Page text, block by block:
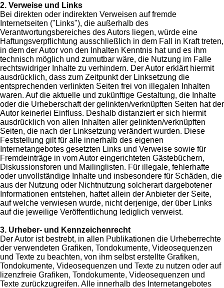
2. Verweise und Links
Bei direkten oder indirekten Verweisen auf fremde
Internetseiten ("Links"), die außerhalb des
Verantwortungsbereiches des Autors liegen, würde eine
Haftungsverpflichtung ausschließlich in dem Fall in Kraft treten,
in dem der Autor von den Inhalten Kenntnis hat und es ihm
technisch möglich und zumutbar wäre, die Nutzung im Falle
rechtswidriger Inhalte zu verhindern. Der Autor erklärt hiermit
ausdrücklich, dass zum Zeitpunkt der Linksetzung die
entsprechenden verlinkten Seiten frei von illegalen Inhalten
waren. Auf die aktuelle und zukünftige Gestaltung, die Inhalte
oder die Urheberschaft der gelinkten/verknüpften Seiten hat der
Autor keinerlei Einfluss. Deshalb distanziert er sich hiermit
ausdrücklich von allen Inhalten aller gelinkten/verknüpften
Seiten, die nach der Linksetzung verändert wurden. Diese
Feststellung gilt für alle innerhalb des eigenen
Internetangebotes gesetzten Links und Verweise sowie für
Fremdeinträge in vom Autor eingerichteten Gästebüchern,
Diskussionsforen und Mailinglisten. Für illegale, fehlerhafte
oder unvollständige Inhalte und insbesondere für Schäden, die
aus der Nutzung oder Nichtnutzung solcherart dargebotener
Informationen entstehen, haftet allein der Anbieter der Seite,
auf welche verwiesen wurde, nicht derjenige, der über Links
auf die jeweilige Veröffentlichung lediglich verweist.
3. Urheber- und Kennzeichenrecht
Der Autor ist bestrebt, in allen Publikationen die Urheberrechte
der verwendeten Grafiken, Tondokumente, Videosequenzen
und Texte zu beachten, von ihm selbst erstellte Grafiken,
Tondokumente, Videosequenzen und Texte zu nutzen oder auf
lizenzfreie Grafiken, Tondokumente, Videosequenzen und
Texte zurückzugreifen. Alle innerhalb des Internetangebotes